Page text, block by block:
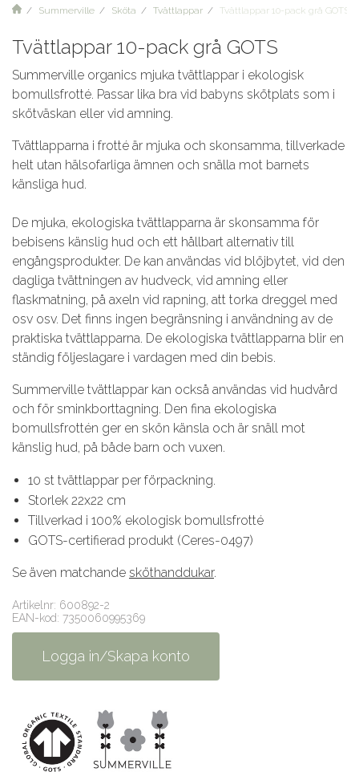
Summerville Sköta Tvättlappar Tvättlappar 10-pack grå GOTS
Tvättlappar 10-pack grå GOTS
Summerville organics mjuka tvättlappar i ekologisk
bomullsfrotté. Passar lika bra vid babyns skötplats som i
skötväskan eller vid amning.
Tvättlapparna i frotté är mjuka och skonsamma, tillverkade
helt utan hälsofarliga ämnen och snälla mot barnets
känsliga hud.
De mjuka, ekologiska tvättlapparna är skonsamma för
bebisens känslig hud och ett hållbart alternativ till
engångsprodukter. De kan användas vid blöjbytet, vid den
dagliga tvättningen av hudveck, vid amning eller
flaskmatning, på axeln vid rapning, att torka dreggel med
osv osv. Det finns ingen begränsning i användning av de
praktiska tvättlapparna. De ekologiska tvättlapparna blir en
ständig följeslagare i vardagen med din bebis.
Summerville tvättlappar kan också användas vid hudvård
och för sminkborttagning. Den fina ekologiska
bomullsfrottén ger en skön känsla och är snäll mot
känslig hud, på både barn och vuxen.
10 st tvättlappar per förpackning.
Storlek 22x22 cm
Tillverkad i 100% ekologisk bomullsfrotté
GOTS-certifierad produkt (Ceres-0497)
Se även matchande sköthanddukar.
Artikelnr: 600892-2
EAN-kod: 7350060995369
Logga in/Skapa konto